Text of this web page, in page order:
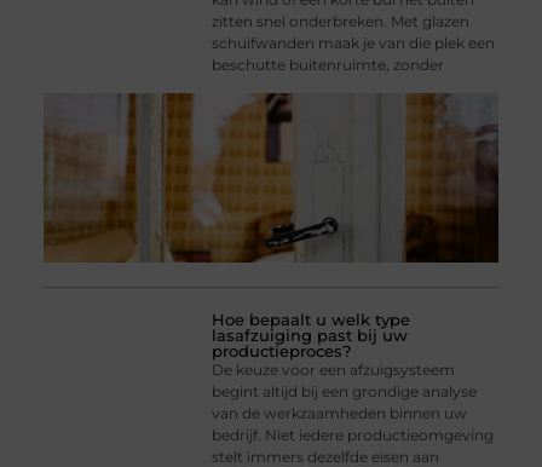
zitten snel onderbreken. Met glazen
schuifwanden maak je van die plek een
beschutte buitenruimte, zonder
Hoe bepaalt u welk type
lasafzuiging past bij uw
productieproces?
De keuze voor een afzuigsysteem
begint altijd bij een grondige analyse
van de werkzaamheden binnen uw
bedrijf. Niet iedere productieomgeving
stelt immers dezelfde eisen aan